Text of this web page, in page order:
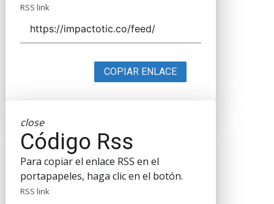
RSS link
COPIAR ENLACE
close
Código Rss
Para copiar el enlace RSS en el
portapapeles, haga clic en el botón.
RSS link